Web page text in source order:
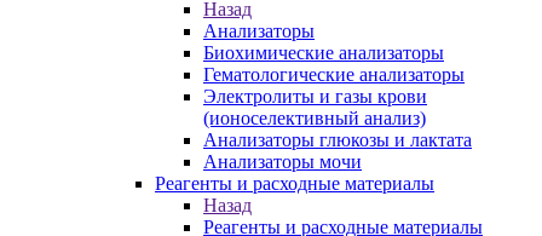
Назад
Анализаторы
Биохимические анализаторы
Гематологические анализаторы
Электролиты и газы крови
(ионоселективный анализ)
Анализаторы глюкозы и лактата
Анализаторы мочи
Реагенты и расходные материалы
Назад
Реагенты и расходные материалы